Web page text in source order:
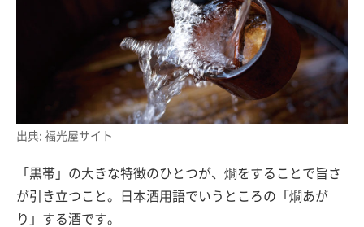
出典: 福光屋サイト
「黒帯」の大きな特徴のひとつが、燗をすることで旨さ
が引き立つこと。日本酒用語でいうところの「燗あが
り」する酒です。